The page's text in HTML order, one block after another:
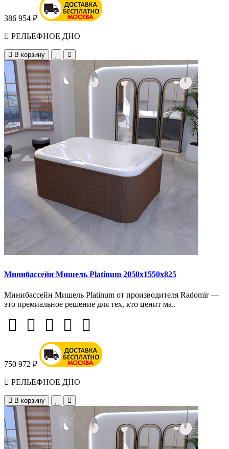
386 954 ₽
РЕЛЬЕФНОЕ ДНО
В корзину
Минибассейн Мишель Platinum 2050х1550х825
Минибассейн Мишель Platinum от производителя Radomir —
это премиальное решение для тех, кто ценит ма..
750 972 ₽
РЕЛЬЕФНОЕ ДНО
В корзину